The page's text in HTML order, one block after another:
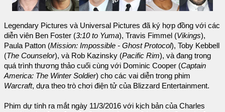
Legendary Pictures và Universal Pictures đã ký hợp đồng với các
diễn viên Ben Foster (3:10 to Yuma), Travis Fimmel (Vikings),
Paula Patton (Mission: Impossible - Ghost Protocol), Toby Kebbell
(The Counselor), và Rob Kazinsky (Pacific Rim), và đang trong
quá trình thương thảo cuối cùng với Dominic Cooper (Captain
America: The Winter Soldier) cho các vai diễn trong phim
Warcraft, dựa theo trò chơi điện tử của Blizzard Entertainment.
Phim dự tính ra mắt ngày 11/3/2016 với kịch bản của Charles